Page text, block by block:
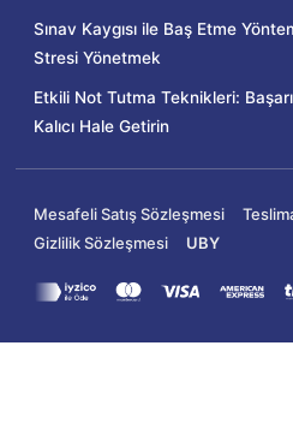
Sınav Kaygısı ile Baş Etme
Stresi Yönetmek
Etkili Not Tutma Teknikleri:
Kalıcı Hale Getirin
Mesafeli Satış Sözleşmesi
Gizlilik Sözleşmesi
UBY